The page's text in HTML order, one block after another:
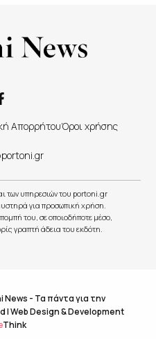
ΑπορρήτουΌροι χρήσης
των υπηρεσιών του portoni.gr
για προσωπική χρήση.
του, σε οποιοδήποτε μέσο,
γραπτή άδεια του εκδότη.
- Τα πάντα για την
|Web Design & Development
Think